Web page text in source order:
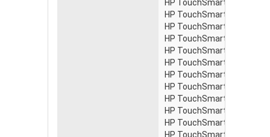
HP TouchSmart 300-
HP TouchSmart 300-
HP TouchSmart 300-
HP TouchSmart 300-
HP TouchSmart 300-
HP TouchSmart 300-
HP TouchSmart 300-
HP TouchSmart 300-
HP TouchSmart 300-
HP TouchSmart 300-
HP TouchSmart 300-1120
HP TouchSmart 300-